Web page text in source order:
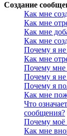
Создание
Как мне
Как мне
Как мне
Как мне
Почему я не
Как мне
Почему мне
Почему я не
Почему я
Как мне
Что
сообщения?
Почему моё
Как мне